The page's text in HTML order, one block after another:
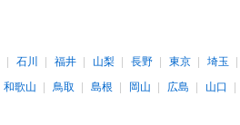
石川 福井 山梨 長野 東京 埼玉
和歌山 鳥取 島根 岡山 広島 山口